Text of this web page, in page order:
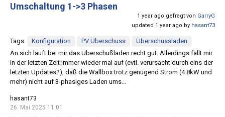
Umschaltung 1->3 Phasen
1 year ago gefragt von GarryG
updated 1 year ago by hasant73
Tags: Konfiguration PV Überschuss
Überschussladen
An sich läuft bei mir das Überschußladen recht gut. Allerdings fällt mir
in der letzten Zeit immer wieder mal auf (evtl. verursacht durch eins der
letzten Updates?), daß die Wallbox trotz genügend Strom (4.8kW und
mehr) nicht auf 3-phasiges Laden ums...
hasant73
26. Mai 2025 11:01